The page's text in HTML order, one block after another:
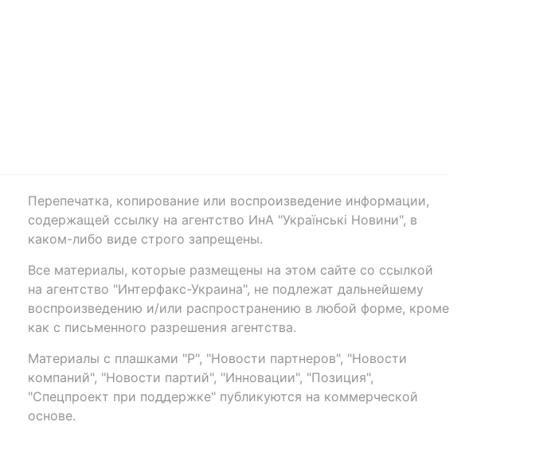
Перепечатка, копирование или воспроизведение информации,
содержащей ссылку на агентство ИнА "Українські Новини", в
каком-либо виде строго запрещены.
Все материалы, которые размещены на этом сайте со ссылкой
на агентство "Интерфакс-Украина", не подлежат дальнейшему
воспроизведению и/или распространению в любой форме, кроме
как с письменного разрешения агентства.
Материалы с плашками "Р", "Новости партнеров", "Новости
компаний", "Новости партий", "Инновации", "Позиция",
"Спецпроект при поддержке" публикуются на коммерческой
основе.